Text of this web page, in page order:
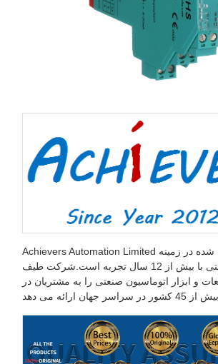
Achievers Automation Limited یک بازیگر شناخته شده در زمینه
اتوماسیون صنعتی با بیش از 12 سال تجربه است.شرکت طیف
و ابزار اتوماسیون صنعتی را به مشتریان در